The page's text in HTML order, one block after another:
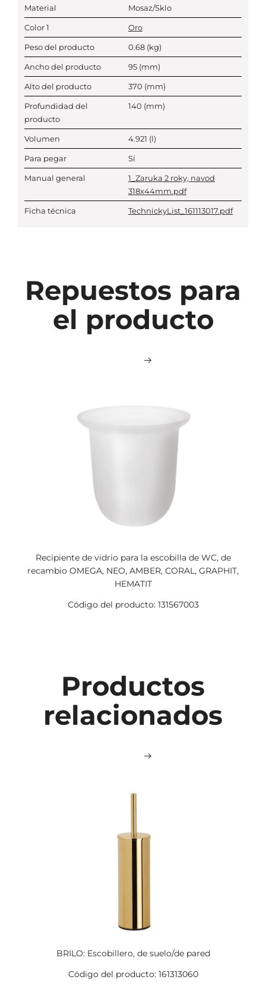
Material Mosaz/Sklo
Color 1 Oro
Peso del producto 0.68 (kg)
Ancho del producto 95 (mm)
Alto del producto 370 (mm)
Profundidad del
producto
140 (mm)
Volumen 4.921 (l)
Para pegar Sí
Manual general
1_Zaruka 2 roky, navod
318x44mm.pdf
Ficha técnica TechnickyList_161113017.pdf
Repuestos para
el producto
Recipiente de vidrio para la escobilla de WC, de
recambio OMEGA, NEO, AMBER, CORAL, GRAPHIT,
HEMATIT
Código del producto: 131567003
Productos
relacionados
BRILO: Escobillero, de suelo/de pared
Código del producto: 161313060